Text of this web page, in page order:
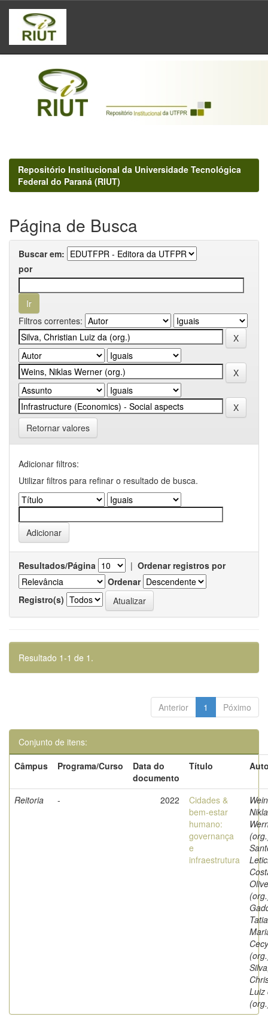
Skip
navigation
Repositório Institucional da Universidade Tecnológica
Federal do Paraná (RIUT)
Página de Busca
Buscar em:
por
Filtros correntes:
Retornar valores
Adicionar filtros:
Utilizar filtros para refinar o resultado de busca.
Resultados/Página | Ordenar registros por
Ordenar
Registro(s)
Resultado 1-1 de 1.
Anterior 1 Póximo
Conjunto de itens:
Câmpus
Programa/Curso
Data do
documento
Título
Reitoria - 2022
Cidades &
bem-estar
humano:
governança
e
infraestrutura
Cecy
Luiz